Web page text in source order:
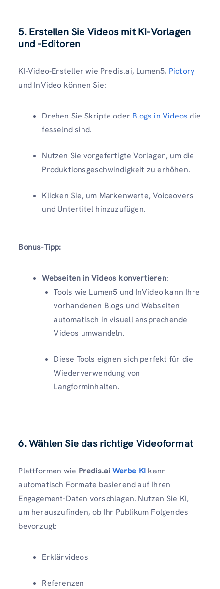
5. Erstellen Sie Videos mit KI-Vorlagen
und -Editoren
KI-Video-Ersteller wie Predis.ai, Lumen5, Pictory
und InVideo können Sie:
Drehen Sie Skripte oder Blogs in Videos die
fesselnd sind.
Nutzen Sie vorgefertigte Vorlagen, um die
Produktionsgeschwindigkeit zu erhöhen.
Klicken Sie, um Markenwerte, Voiceovers
und Untertitel hinzuzufügen.
Bonus-Tipp:
Webseiten in Videos konvertieren:
Tools wie Lumen5 und InVideo kann Ihre
vorhandenen Blogs und Webseiten
automatisch in visuell ansprechende
Videos umwandeln.
Diese Tools eignen sich perfekt für die
Wiederverwendung von
Langforminhalten.
6. Wählen Sie das richtige Videoformat
Plattformen wie Predis.ai Werbe-KI kann
automatisch Formate basierend auf Ihren
Engagement-Daten vorschlagen. Nutzen Sie KI,
um herauszufinden, ob Ihr Publikum Folgendes
bevorzugt:
Erklärvideos
Referenzen